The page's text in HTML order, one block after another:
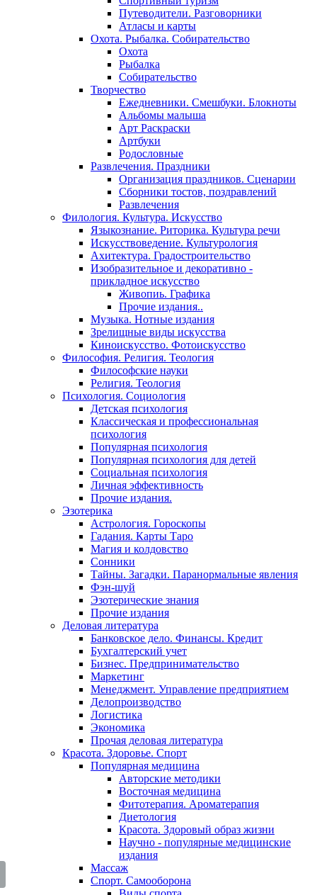
Путеводители. Разговорники
Атласы и карты
Охота. Рыбалка. Собирательство
Охота
Рыбалка
Собирательство
Творчество
Ежедневники. Смешбуки. Блокноты
Альбомы малыша
Арт Раскраски
Артбуки
Родословные
Развлечения. Праздники
Организация праздников. Сценарии
Сборники тостов, поздравлений
Развлечения
Филология. Культура. Искусство
Языкознание. Риторика. Культура речи
Искусствоведение. Культурология
Ахитектура. Градостроительство
Изобразительное и декоративно -
прикладное искусство
Живопиь. Графика
Прочие издания..
Музыка. Нотные издания
Зрелищные виды искусства
Киноискусство. Фотоискусство
Философия. Религия. Теология
Философские науки
Религия. Теология
Психология. Социология
Детская психология
Классическая и профессиональная
психология
Популярная психология
Популярная психология для детей
Социальная психология
Личная эффективность
Прочие издания.
Эзотерика
Астрология. Гороскопы
Гадания. Карты Таро
Магия и колдовство
Сонники
Тайны. Загадки. Паранормальные явления
Фэн-шуй
Эзотерические знания
Прочие издания
Деловая литература
Банковское дело. Финансы. Кредит
Бухгалтерский учет
Бизнес. Предпринимательство
Маркетинг
Менеджмент. Управление предприятием
Делопроизводство
Логистика
Экономика
Прочая деловая литература
Красота. Здоровье. Спорт
Популярная медицина
Авторские методики
Восточная медицина
Фитотерапия. Ароматерапия
Диетология
Красота. Здоровый образ жизни
Научно - популярные медицинские
издания
Массаж
Спорт. Самооборона